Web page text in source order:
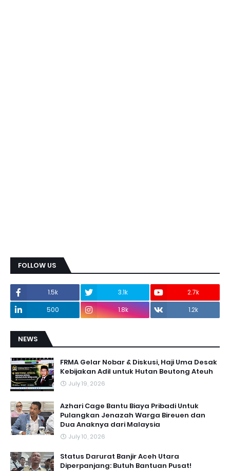
FOLLOW US
1.5k 3.1k
2.7k
500
1.8k 1.2k
NEWS
FRMA Gelar Nobar & Diskusi, Haji Uma Desak
Kebijakan Adil untuk Hutan Beutong Ateuh
July 19, 2026
Azhari Cage Bantu Biaya Pribadi Untuk
Pulangkan Jenazah Warga Bireuen dan
Dua Anaknya dari Malaysia
July 10, 2026
Status Darurat Banjir Aceh Utara
Diperpanjang: Butuh Bantuan Pusat!